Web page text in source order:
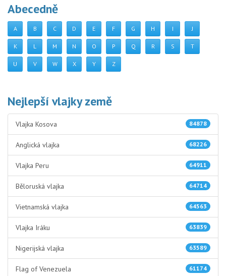
Abecedně
A B C D E F G H I J
K L M N O P Q R S T
U V W X Y Z
Nejlepší vlajky země
84878
Vlajka Kosova
68226
Anglická vlajka
64911
Vlajka Peru
64714
Běloruská vlajka
64563
Vietnamská vlajka
63839
Vlajka Iráku
63589
Nigerijská vlajka
61174
Flag of Venezuela